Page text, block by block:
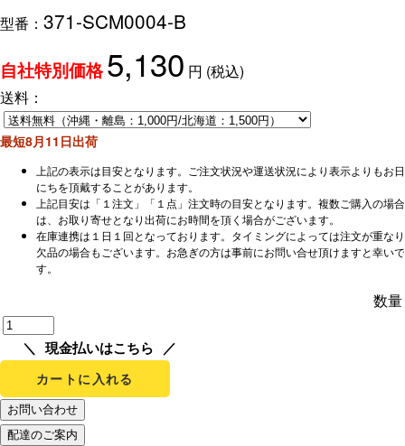
型番： 371-SCM0004-B
自社特別価格 5,130 円 (税込)
送料：
最短8月11日出荷
上記の表示は目安となります。ご注文状況や運送状況により表示よりもお日
にちを頂戴することがあります。
上記目安は「１注文」「１点」注文時の目安となります。複数ご購入の場合
は、お取り寄せとなり出荷にお時間を頂く場合がございます。
在庫連携は１日１回となっております。タイミングによっては注文が重なり
欠品の場合もございます。お急ぎの方は事前にお問い合せ頂けますと幸いで
す。
数量
現金払いはこちら
カートに入れる